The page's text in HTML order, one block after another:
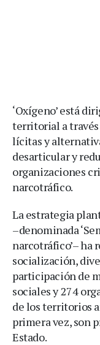
‘Oxígeno’ está
territorial a
lícitas y
desarticular y
organizaciones
narcotráfico.
La estrategia
–denominada
narcotráfico’– ha
socialización,
participación de
sociales y 274
de los territorios
primera vez, son
Estado.